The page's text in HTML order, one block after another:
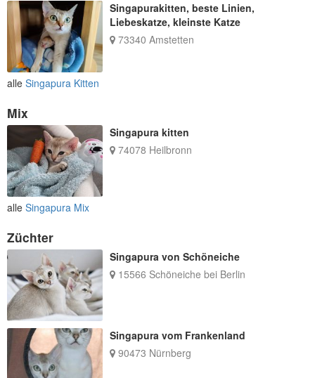
Singapurakitten, beste Linien,
Liebeskatze, kleinste Katze
73340 Amstetten
alle Singapura Kitten
Mix
Singapura kitten
74078 Heilbronn
alle Singapura Mix
Züchter
Singapura von Schöneiche
15566 Schöneiche bei Berlin
Singapura vom Frankenland
90473 Nürnberg